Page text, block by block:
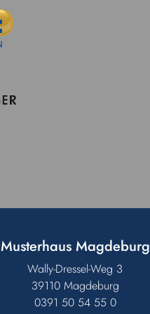
Musterhaus Magdeburg
Wally-Dressel-Weg 3
39110 Magdeburg
0391 50 54 55 0